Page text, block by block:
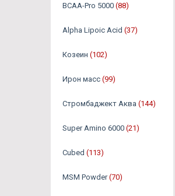
BCAA-Pro 5000 (88)
Alpha Lipoic Acid (37)
Козеин (102)
Ирон масс (99)
Стромбаджект Аква (144)
Super Amino 6000 (21)
Cubed (113)
MSM Powder (70)